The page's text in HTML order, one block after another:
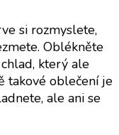
si rozmyslete,
Oblékněte
který ale
takové oblečení je
ale ani se